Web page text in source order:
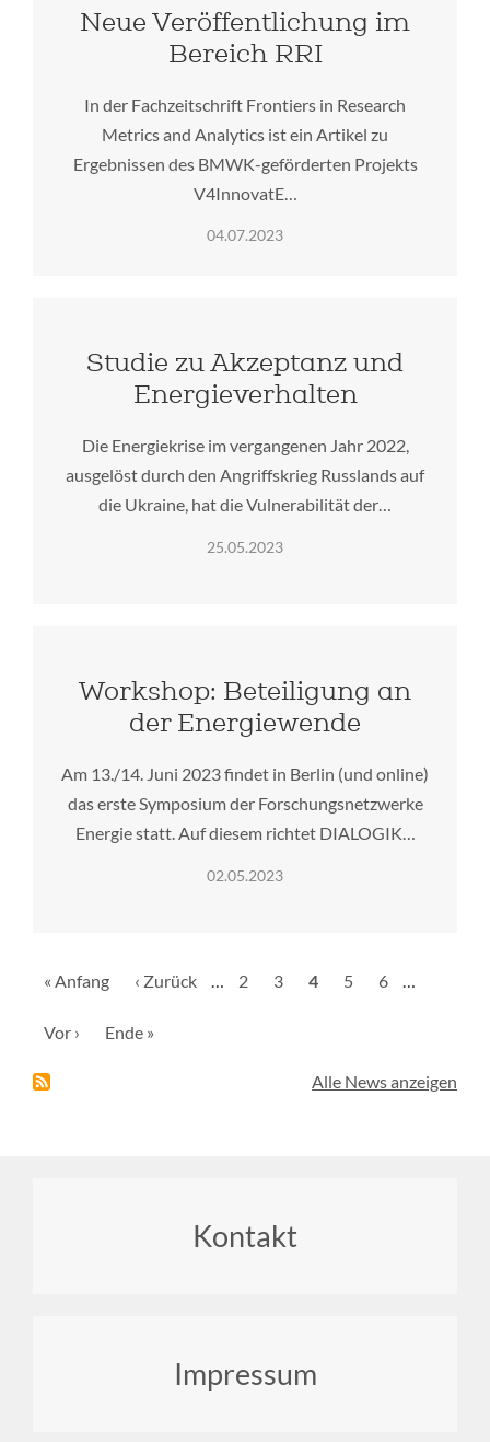
Neue Veröffentlichung im
Bereich RRI
In der Fachzeitschrift Frontiers in Research
Metrics and Analytics ist ein Artikel zu
Ergebnissen des BMWK-geförderten Projekts
V4InnovatE…
04.07.2023
Studie zu Akzeptanz und
Energieverhalten
Die Energiekrise im vergangenen Jahr 2022,
ausgelöst durch den Angriffskrieg Russlands auf
die Ukraine, hat die Vulnerabilität der…
25.05.2023
Workshop: Beteiligung an
der Energiewende
Am 13./14. Juni 2023 findet in Berlin (und online)
das erste Symposium der Forschungsnetzwerke
Energie statt. Auf diesem richtet DIALOGIK…
02.05.2023
Erste
« Anfang
Vorherige
‹ Zurück … Seite
2 Seite
3
Aktuelle
4 Seite
5 Seite
6 …
Nächste
Vor ›
Letzte
Ende »
Alle News anzeigen
Kontakt
Impressum